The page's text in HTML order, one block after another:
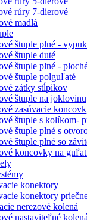
rúry 7-dierové
madlá
štuple plné -
štuple duté
štuple plné -
štuple polguľaté
zátky stĺpikov
štuple na joklovinu
zasúvacie
štuple s kolíkom-
štuple plné s
štuple plné so
koncovky na
konektory
konektory
nerezové kolená
nastaviteľné kolená